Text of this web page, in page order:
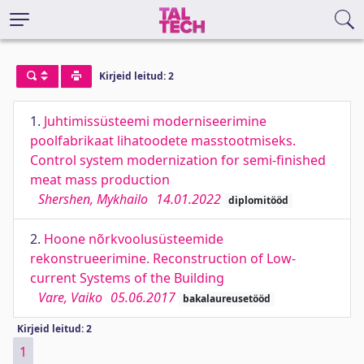
Kirjeid leitud: 2
1. Juhtimissüsteemi moderniseerimine
poolfabrikaat lihatoodete masstootmiseks.
Control system modernization for semi-finished
meat mass production
Shershen, Mykhailo 14.01.2022 diplomitööd
2. Hoone nõrkvoolusüsteemide
rekonstrueerimine. Reconstruction of Low-
current Systems of the Building
Vare, Vaiko 05.06.2017 bakalaureusetööd
Kirjeid leitud: 2
1